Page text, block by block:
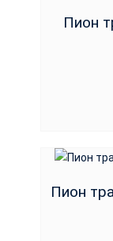
Пион
Пион